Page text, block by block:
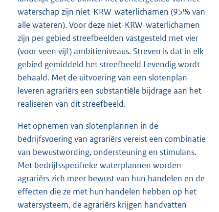
waterschap zijn niet-KRW-waterlichamen (95% van
alle wateren). Voor deze niet-KRW-waterlichamen
zijn per gebied streefbeelden vastgesteld met vier
(voor veen vijf) ambitieniveaus. Streven is dat in elk
gebied gemiddeld het streefbeeld Levendig wordt
behaald. Met de uitvoering van een slotenplan
leveren agrariërs een substantiële bijdrage aan het
realiseren van dit streefbeeld.
Het opnemen van slotenplannen in de
bedrijfsvoering van agrariërs vereist een combinatie
van bewustwording, ondersteuning en stimulans.
Met bedrijfsspecifieke waterplannen worden
agrariërs zich meer bewust van hun handelen en de
effecten die ze met hun handelen hebben op het
watersysteem, de agrariërs krijgen handvatten